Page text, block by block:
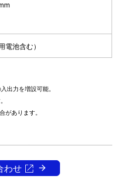
電池含む）
出力を増設可能。
があります。
わせ